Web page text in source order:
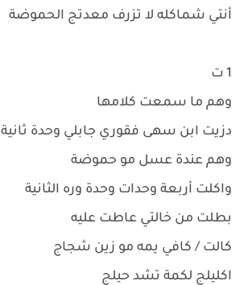
أنتي شماكله لا تزرف معدتج الحموضة
1 ت
وهم ما سمعت كلامها
دزيت ابن سهى فقوري جابلي وحدة ثانية
وهم عندة عسل مو حموضة
واكلت أربعة وحدات وحدة وره الثانية
بطلت من خالتي عاطت عليه
كالت / كافي يمه مو زين شجاج
اكليلج لكمة تشد حيلج